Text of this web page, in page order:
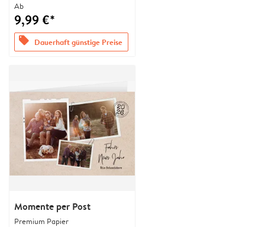
Ab
9,99 €*
offers Dauerhaft günstige Preise
Momente per Post
Premium Papier